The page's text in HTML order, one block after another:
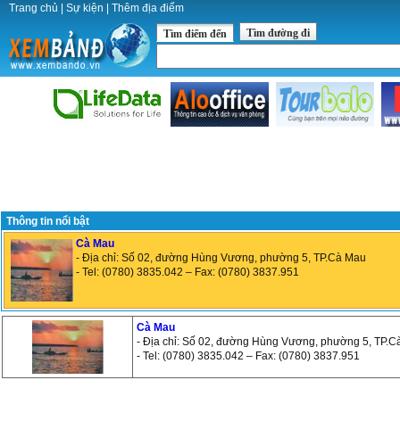
Trang chủ Sự kiện Thêm địa điểm
Tìm điểm đến Tìm đường đi
Thông tin nổi bật
Cà Mau
- Địa chỉ: Số 02, đường Hùng Vương, phường 5, TP.Cà Mau
- Tel: (0780) 3835.042 – Fax: (0780) 3837.951
Cà Mau
- Địa chỉ: Số 02, đường Hùng Vương, phường 5,
- Tel: (0780) 3835.042 – Fax: (0780) 3837.951